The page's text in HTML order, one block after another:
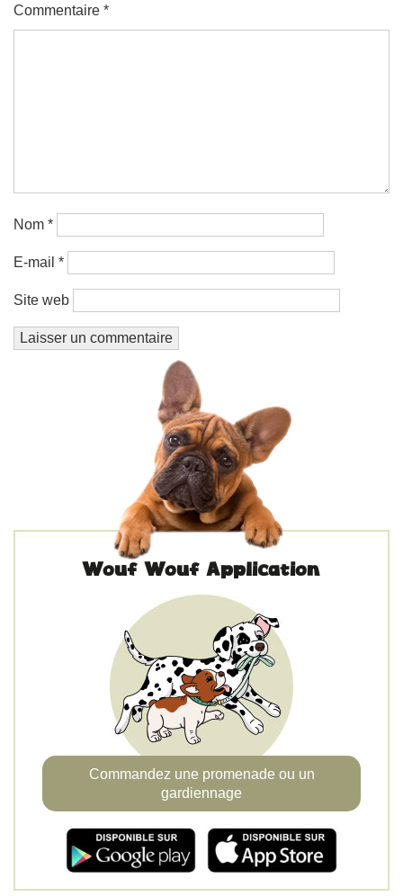
Commentaire *
Nom *
E-mail *
Site web
Wouf Wouf Application
Commandez une promenade ou un
gardiennage